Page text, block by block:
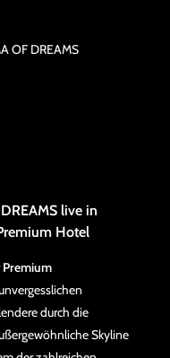
OF DREAMS
live in
Hotel
Premium
durch die
Skyline